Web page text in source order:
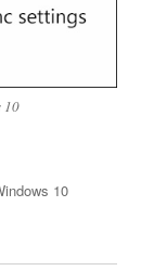
10
10